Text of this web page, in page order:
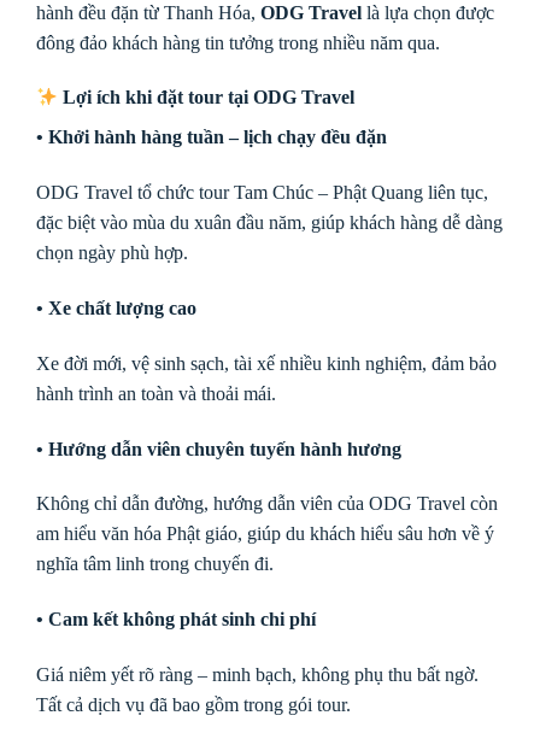
hành đều đặn từ Thanh Hóa, ODG Travel là lựa chọn được
đông đảo khách hàng tin tưởng trong nhiều năm qua.
Lợi ích khi đặt tour tại ODG Travel
• Khởi hành hàng tuần – lịch chạy đều đặn
ODG Travel tổ chức tour Tam Chúc – Phật Quang liên tục,
đặc biệt vào mùa du xuân đầu năm, giúp khách hàng dễ dàng
chọn ngày phù hợp.
• Xe chất lượng cao
Xe đời mới, vệ sinh sạch, tài xế nhiều kinh nghiệm, đảm bảo
hành trình an toàn và thoải mái.
• Hướng dẫn viên chuyên tuyến hành hương
Không chỉ dẫn đường, hướng dẫn viên của ODG Travel còn
am hiểu văn hóa Phật giáo, giúp du khách hiểu sâu hơn về ý
nghĩa tâm linh trong chuyến đi.
• Cam kết không phát sinh chi phí
Giá niêm yết rõ ràng – minh bạch, không phụ thu bất ngờ.
Tất cả dịch vụ đã bao gồm trong gói tour.